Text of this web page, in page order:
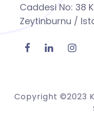
Caddesi No: 38
Zeytinburnu /
Copyright ©2023